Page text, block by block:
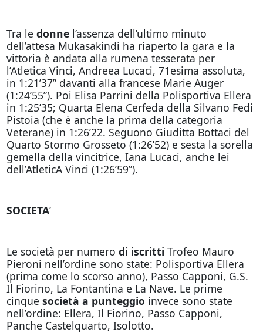
Tra le donne l’assenza dell’ultimo minuto
dell’attesa Mukasakindi ha riaperto la gara e la
vittoria è andata alla rumena tesserata per
l’Atletica Vinci, Andreea Lucaci, 71esima assoluta,
in 1:21’37” davanti alla francese Marie Auger
(1:24’55”). Poi Elisa Parrini della Polisportiva Ellera
in 1:25’35; Quarta Elena Cerfeda della Silvano Fedi
Pistoia (che è anche la prima della categoria
Veterane) in 1:26’22. Seguono Giuditta Bottaci del
Quarto Stormo Grosseto (1:26’52) e sesta la sorella
gemella della vincitrice, Iana Lucaci, anche lei
dell’AtleticA Vinci (1:26’59”).
SOCIETA’
Le società per numero di iscritti Trofeo Mauro
Pieroni nell’ordine sono state: Polisportiva Ellera
(prima come lo scorso anno), Passo Capponi, G.S.
Il Fiorino, La Fontantina e La Nave. Le prime
cinque società a punteggio invece sono state
nell’ordine: Ellera, Il Fiorino, Passo Capponi,
Panche Castelquarto, Isolotto.